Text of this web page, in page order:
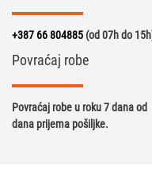
+387 66 804885 (od 07h do
Povraćaj robe
Povraćaj robe u roku 7 dana od
dana prijema pošiljke.